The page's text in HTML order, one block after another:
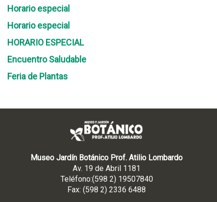
Horario especial
Horario especial
HORARIO ESPECIAL
Encuentro Saludable
Feria de Plantas
Museo Jardín Botánico Prof. Atilio Lombardo
Av. 19 de Abril 1181
Teléfono:(598 2) 19507840
Fax: (598 2) 2336 6488